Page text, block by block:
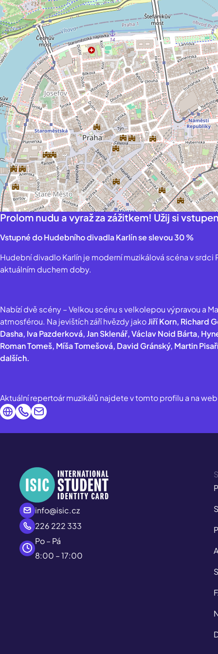
Prolom nudu a vyraž za zážitkem! Užij si
Vstupné do Hudebního divadla Karlín se slevou 30 %
Hudební divadlo Karlín je moderní muzikálová scéna v srdci
aktuálním duchem doby.
Nabízí dvě scény – Velkou scénu s velkolepou výpravou a
atmosférou. Na jevištích září hvězdy jakoJiří Korn, Richard
Dasha, Iva Pazderková, Jan Sklenář, Václav Noid Bárta,
Roman Tomeš, Míša Tomešová, David Gránský, Martin
dalších.
Aktuální repertoár muzikálů najdete v tomto profilu a na
info@isic.cz
226 222 333
Po – Pá
8:00 – 17:00